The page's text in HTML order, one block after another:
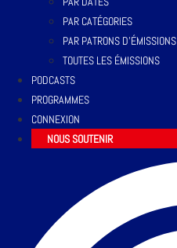
PAR CATÉGORIES
PAR PATRONS D’ÉMISSIONS
TOUTES LES ÉMISSIONS
PODCASTS
PROGRAMMES
CONNEXION
NOUS SOUTENIR